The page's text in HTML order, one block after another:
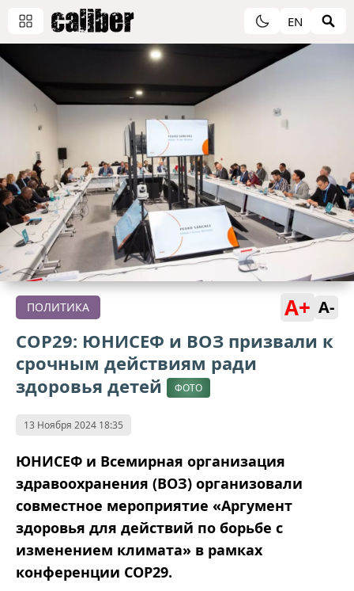
EN
ПОЛИТИКА A+ A-
COP29: ЮНИСЕФ и ВОЗ призвали к
срочным действиям ради
здоровья детей
ФОТО
13 Ноября 2024 18:35
ЮНИСЕФ и Всемирная организация
здравоохранения (ВОЗ) организовали
совместное мероприятие «Аргумент
здоровья для действий по борьбе с
изменением климата» в рамках
конференции COP29.